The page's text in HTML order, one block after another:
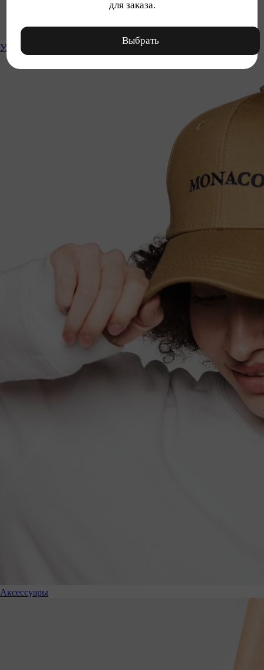
Уход
Аксессуары
для заказа.
Выбрать